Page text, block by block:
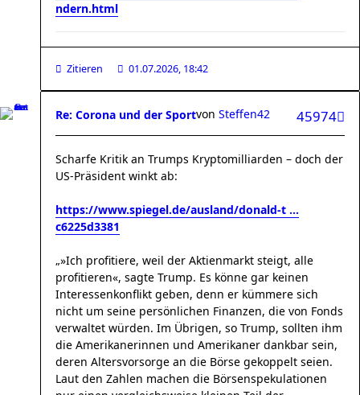
ndern.html
Zitieren 01.07.2026, 18:42
Re: Corona und der Sport 45974
von Steffen42
Scharfe Kritik an Trumps Kryptomilliarden – doch der
US-Präsident winkt ab:
https://www.spiegel.de/ausland/donald-t ...
c6225d3381
„»Ich profitiere, weil der Aktienmarkt steigt, alle
profitieren«, sagte Trump. Es könne gar keinen
Interessenkonflikt geben, denn er kümmere sich
nicht um seine persönlichen Finanzen, die von Fonds
verwaltet würden. Im Übrigen, so Trump, sollten ihm
die Amerikanerinnen und Amerikaner dankbar sein,
deren Altersvorsorge an die Börse gekoppelt seien.
Laut den Zahlen machen die Börsenspekulationen